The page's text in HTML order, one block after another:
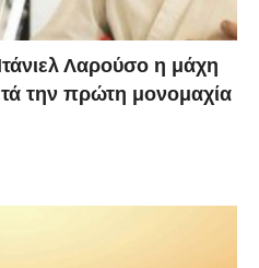
Λαρούσο η μάχη
την πρώτη μονομαχία